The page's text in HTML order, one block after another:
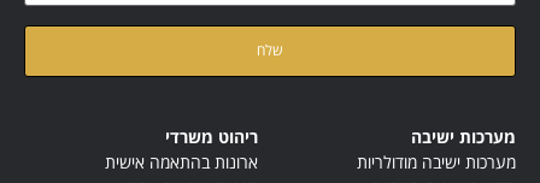
מדיניות הפרטיות
מערכות ישיבה
מערכות ישיבה מודולריות
ריהוט משרדי
ארונות בהתאמה אישית